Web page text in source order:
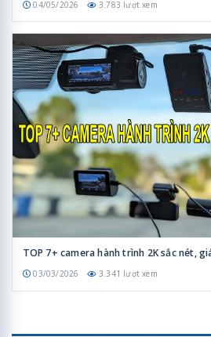
04/05/2026 3.783 lượt xem
TOP 7+ camera hành trình 2K sắc nét,
03/03/2026 3.341 lượt xem